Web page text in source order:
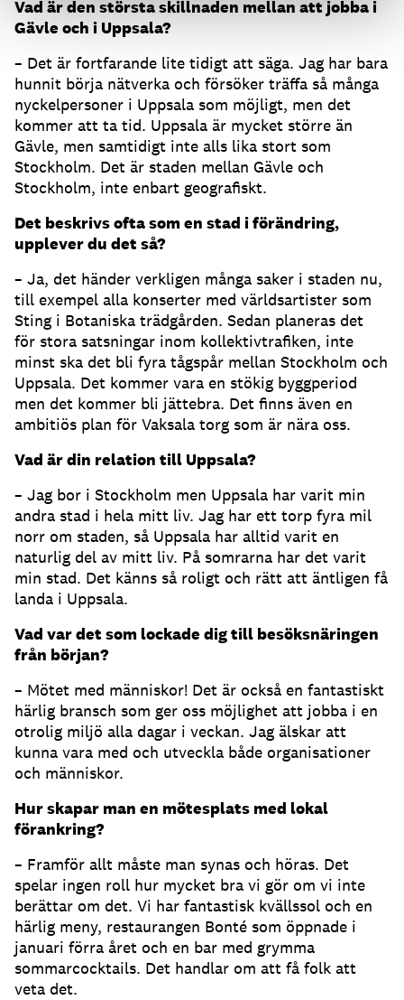
Vad är den största skillnaden mellan att jobba i
Gävle och i Uppsala?
– Det är fortfarande lite tidigt att säga. Jag har bara
hunnit börja nätverka och försöker träffa så många
nyckelpersoner i Uppsala som möjligt, men det
kommer att ta tid. Uppsala är mycket större än
Gävle, men samtidigt inte alls lika stort som
Stockholm. Det är staden mellan Gävle och
Stockholm, inte enbart geografiskt.
Det beskrivs ofta som en stad i förändring,
upplever du det så?
– Ja, det händer verkligen många saker i staden nu,
till exempel alla konserter med världsartister som
Sting i Botaniska trädgården. Sedan planeras det
för stora satsningar inom kollektivtrafiken, inte
minst ska det bli fyra tågspår mellan Stockholm och
Uppsala. Det kommer vara en stökig byggperiod
men det kommer bli jättebra. Det finns även en
ambitiös plan för Vaksala torg som är nära oss.
Vad är din relation till Uppsala?
– Jag bor i Stockholm men Uppsala har varit min
andra stad i hela mitt liv. Jag har ett torp fyra mil
norr om staden, så Uppsala har alltid varit en
naturlig del av mitt liv. På somrarna har det varit
min stad. Det känns så roligt och rätt att äntligen få
landa i Uppsala.
Vad var det som lockade dig till besöksnäringen
från början?
– Mötet med människor! Det är också en fantastiskt
härlig bransch som ger oss möjlighet att jobba i en
otrolig miljö alla dagar i veckan. Jag älskar att
kunna vara med och utveckla både organisationer
och människor.
Hur skapar man en mötesplats med lokal
förankring?
– Framför allt måste man synas och höras. Det
spelar ingen roll hur mycket bra vi gör om vi inte
berättar om det. Vi har fantastisk kvällssol och en
härlig meny, restaurangen Bonté som öppnade i
januari förra året och en bar med grymma
sommarcocktails. Det handlar om att få folk att
veta det.